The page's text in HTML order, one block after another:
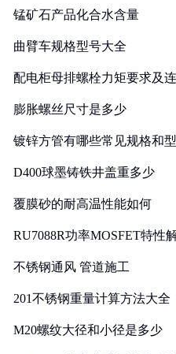
锰矿石产品化合水含量
曲臂车规格型号大全
配电柜母排螺栓力矩要求及
膨胀螺丝尺寸是多少
镀锌方管有哪些常见规格和
D400球墨铸铁井盖重多少
覆膜砂的耐高温性能如何
RU7088R功率MOSFET特性
不锈钢通风 管道施工
201不锈钢重量计算方法大全
M20螺纹大径和小径是多少